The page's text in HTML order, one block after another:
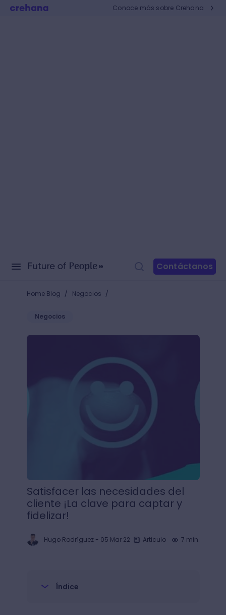
Conoce más sobre Crehana
Contáctanos
Home Blog / Negocios /
Negocios
Satisfacer las necesidades del cliente ¡La clave
Satisfacer las necesidades del
cliente ¡La clave para captar y
fidelizar!
Hugo Rodríguez- 05 Mar 22 Articulo 7 min.
Índice